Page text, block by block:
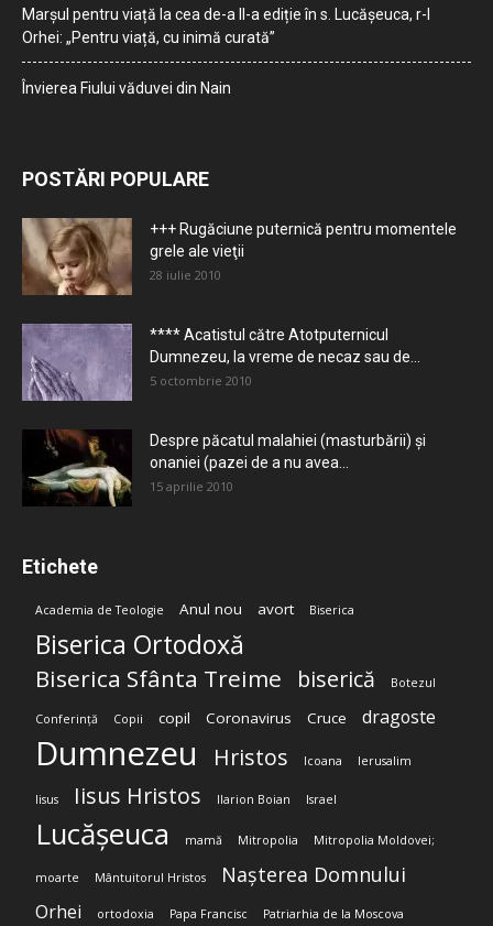
Marșul pentru viață la cea de-a II-a ediție în s. Lucășeuca, r-l
Orhei: „Pentru viață, cu inimă curată”
Învierea Fiului văduvei din Nain
POSTĂRI POPULARE
+++ Rugăciune puternică pentru momentele
grele ale vieţii
28 iulie 2010
**** Acatistul către Atotputernicul
Dumnezeu, la vreme de necaz sau de...
5 octombrie 2010
Despre păcatul malahiei (masturbării) şi
onaniei (pazei de a nu avea...
15 aprilie 2010
Etichete
Academia de Teologie Anul nou avort Biserica
Biserica Ortodoxă
Biserica Sfânta Treime biserică Botezul
Conferință Copii copil Coronavirus Cruce dragoste
Dumnezeu Hristos Icoana Ierusalim
Iisus Iisus Hristos Ilarion Boian Israel
Lucășeuca mamă Mitropolia Mitropolia Moldovei;
moarte Mântuitorul Hristos Nașterea Domnului
Orhei ortodoxia Papa Francisc Patriarhia de la Moscova